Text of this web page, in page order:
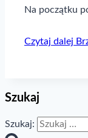
Na początku
Czytaj dalej
Szukaj
Szukaj: